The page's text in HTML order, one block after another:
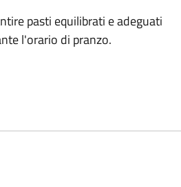
pasti equilibrati e adeguati
l'orario di pranzo.